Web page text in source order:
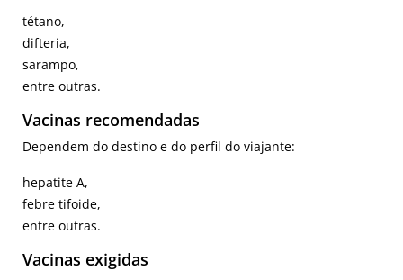
tétano,
difteria,
sarampo,
entre outras.
Vacinas recomendadas
Dependem do destino e do perfil do viajante:
hepatite A,
febre tifoide,
entre outras.
Vacinas exigidas